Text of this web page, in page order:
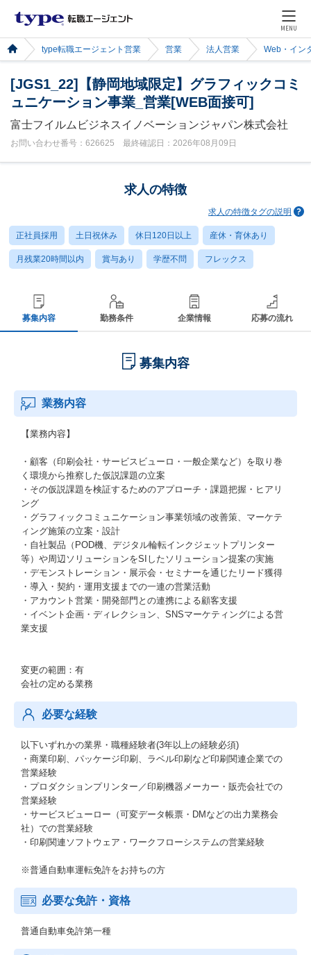
MENU
type転職エージェント営業 営業 法人営業 Web・イン
[JGS1_22]【静岡地域限定】グラフィックコミ
ュニケーション事業_営業[WEB面接可]
富士フイルムビジネスイノベーションジャパン株式会社
お問い合わせ番号：626625 最終確認日：2026年08月09日
求人の特徴
求人の特徴タグの説明
正社員採用 土日祝休み 休日120日以上 産休・育休あり
月残業20時間以内 賞与あり 学歴不問 フレックス
募集内容 勤務条件 企業情報 応募の流れ
募集内容
業務内容
【業務内容】
・顧客（印刷会社・サービスビューロ・一般企業など）を取り巻
く環境から推察した仮説課題の立案
・その仮説課題を検証するためのアプローチ・課題把握・ヒアリ
ング
・グラフィックコミュニケーション事業領域の改善策、マーケテ
ィング施策の立案・設計
・自社製品（POD機、デジタル輪転インクジェットプリンター
等）や周辺ソリューションをSIしたソリューション提案の実施
・デモンストレーション・展示会・セミナーを通じたリード獲得
・導入・契約・運用支援までの一連の営業活動
・アカウント営業・開発部門との連携による顧客支援
・イベント企画・ディレクション、SNSマーケティングによる営
業支援
変更の範囲：有
会社の定める業務
必要な経験
以下いずれかの業界・職種経験者(3年以上の経験必須)
・商業印刷、パッケージ印刷、ラベル印刷など印刷関連企業での
営業経験
・プロダクションプリンター／印刷機器メーカー・販売会社での
営業経験
・サービスビューロー（可変データ帳票・DMなどの出力業務会
社）での営業経験
・印刷関連ソフトウェア・ワークフローシステムの営業経験
※普通自動車運転免許をお持ちの方
必要な免許・資格
普通自動車免許第一種